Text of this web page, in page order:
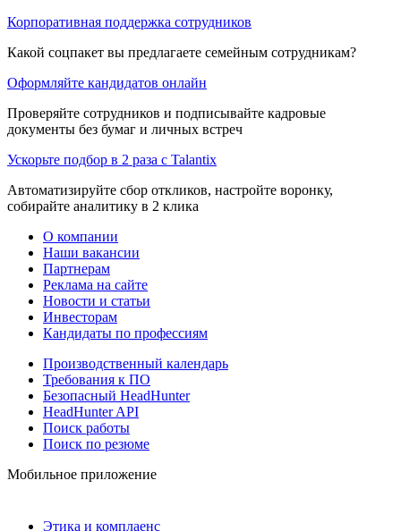
Корпоративная поддержка сотрудников
Какой соцпакет вы предлагаете семейным сотрудникам?
Оформляйте кандидатов онлайн
Проверяйте сотрудников и подписывайте кадровые
документы без бумаг и личных встреч
Ускорьте подбор в 2 раза с Talantix
Автоматизируйте сбор откликов, настройте воронку,
собирайте аналитику в 2 клика
О компании
Наши вакансии
Партнерам
Реклама на сайте
Новости и статьи
Инвесторам
Кандидаты по профессиям
Производственный календарь
Требования к ПО
Безопасный HeadHunter
HeadHunter API
Поиск работы
Поиск по резюме
Мобильное приложение
Этика и комплаенс